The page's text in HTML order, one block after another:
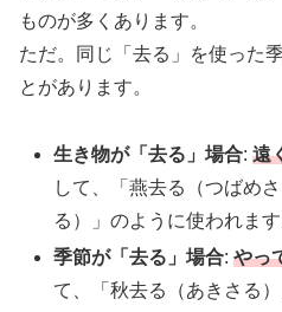
ものが多くあります。
ただ。同じ「去る」を使った
とがあります。
生き物が「去る」場合:遠
して、「燕去る（つばめ
る）」のように使われます
季節が「去る」場合:やっ
て、「秋去る（あきさる